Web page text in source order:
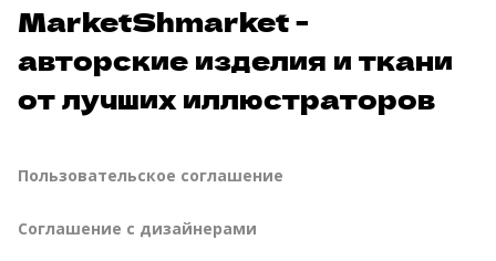
MarketShmarket -
авторские изделия и ткани
от лучших иллюстраторов
Пользовательское соглашение
Соглашение с дизайнерами